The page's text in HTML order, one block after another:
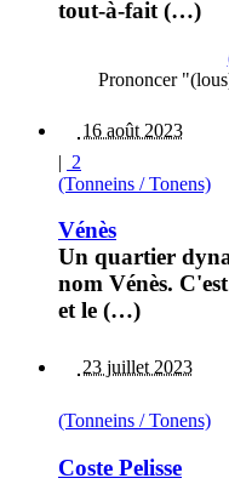
tout-à-fait (…)
Prononcer
16 août 2023
| 2
(Tonneins / Tonens)
Vénès
Un quartier
nom Vénès.
et le (…)
23 juillet 2023
(Tonneins / Tonens)
Coste Pelisse